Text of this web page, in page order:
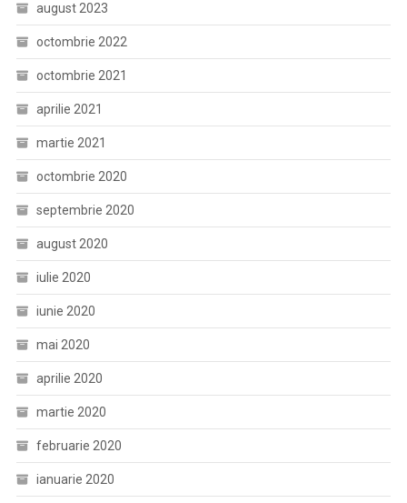
august 2023
octombrie 2022
octombrie 2021
aprilie 2021
martie 2021
octombrie 2020
septembrie 2020
august 2020
iulie 2020
iunie 2020
mai 2020
aprilie 2020
martie 2020
februarie 2020
ianuarie 2020